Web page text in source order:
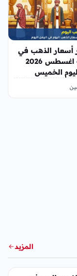
أسعار الذهب في
اليمن 6 اغسطس 2026
الخميس
المزيد